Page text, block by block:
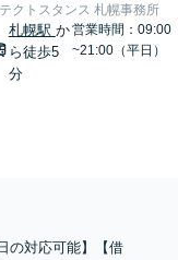
クトスタンス 札幌事務所
札幌駅 か
ら徒歩5
分
営業時間：09:00
~21:00（平日）
の対応可能】【借